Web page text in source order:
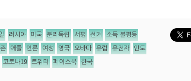
러시아 미국 분리독립 서평 선거 소득 불평등
애플 언론 여성 영국 오바마 유럽 유전자 인도
코로나19 트위터 페이스북 한국